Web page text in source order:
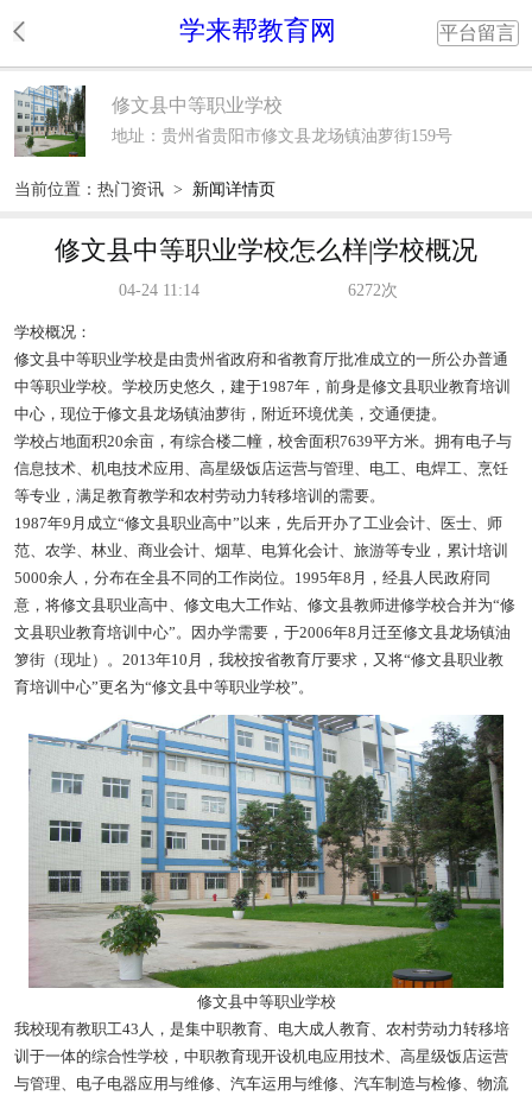
学来帮教育网 平台留言
修文县中等职业学校
地址：贵州省贵阳市修文县龙场镇油萝街159号
当前位置： 热门资讯 > 新闻详情页
修文县中等职业学校怎么样|学校概况
04-24 11:14 6272次
学校概况：
修文县中等职业学校是由贵州省政府和省教育厅批准成立的一所公办普通
中等职业学校。学校历史悠久，建于1987年，前身是修文县职业教育培训
中心，现位于修文县龙场镇油萝街，附近环境优美，交通便捷。
学校占地面积20余亩，有综合楼二幢，校舍面积7639平方米。拥有电子与
信息技术、机电技术应用、高星级饭店运营与管理、电工、电焊工、烹饪
等专业，满足教育教学和农村劳动力转移培训的需要。
1987年9月成立“修文县职业高中”以来，先后开办了工业会计、医士、师
范、农学、林业、商业会计、烟草、电算化会计、旅游等专业，累计培训
5000余人，分布在全县不同的工作岗位。1995年8月，经县人民政府同
意，将修文县职业高中、修文电大工作站、修文县教师进修学校合并为“修
文县职业教育培训中心”。因办学需要，于2006年8月迁至修文县龙场镇油
箩街（现址）。2013年10月，我校按省教育厅要求，又将“修文县职业教
育培训中心”更名为“修文县中等职业学校”。
修文县中等职业学校
我校现有教职工43人，是集中职教育、电大成人教育、农村劳动力转移培
训于一体的综合性学校，中职教育现开设机电应用技术、高星级饭店运营
与管理、电子电器应用与维修、汽车运用与维修、汽车制造与检修、物流